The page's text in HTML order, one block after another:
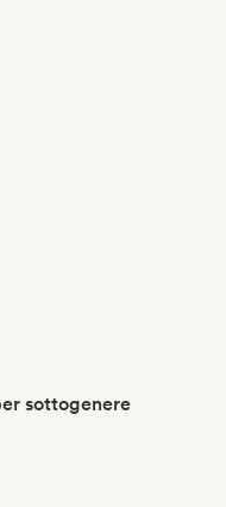
sottogenere